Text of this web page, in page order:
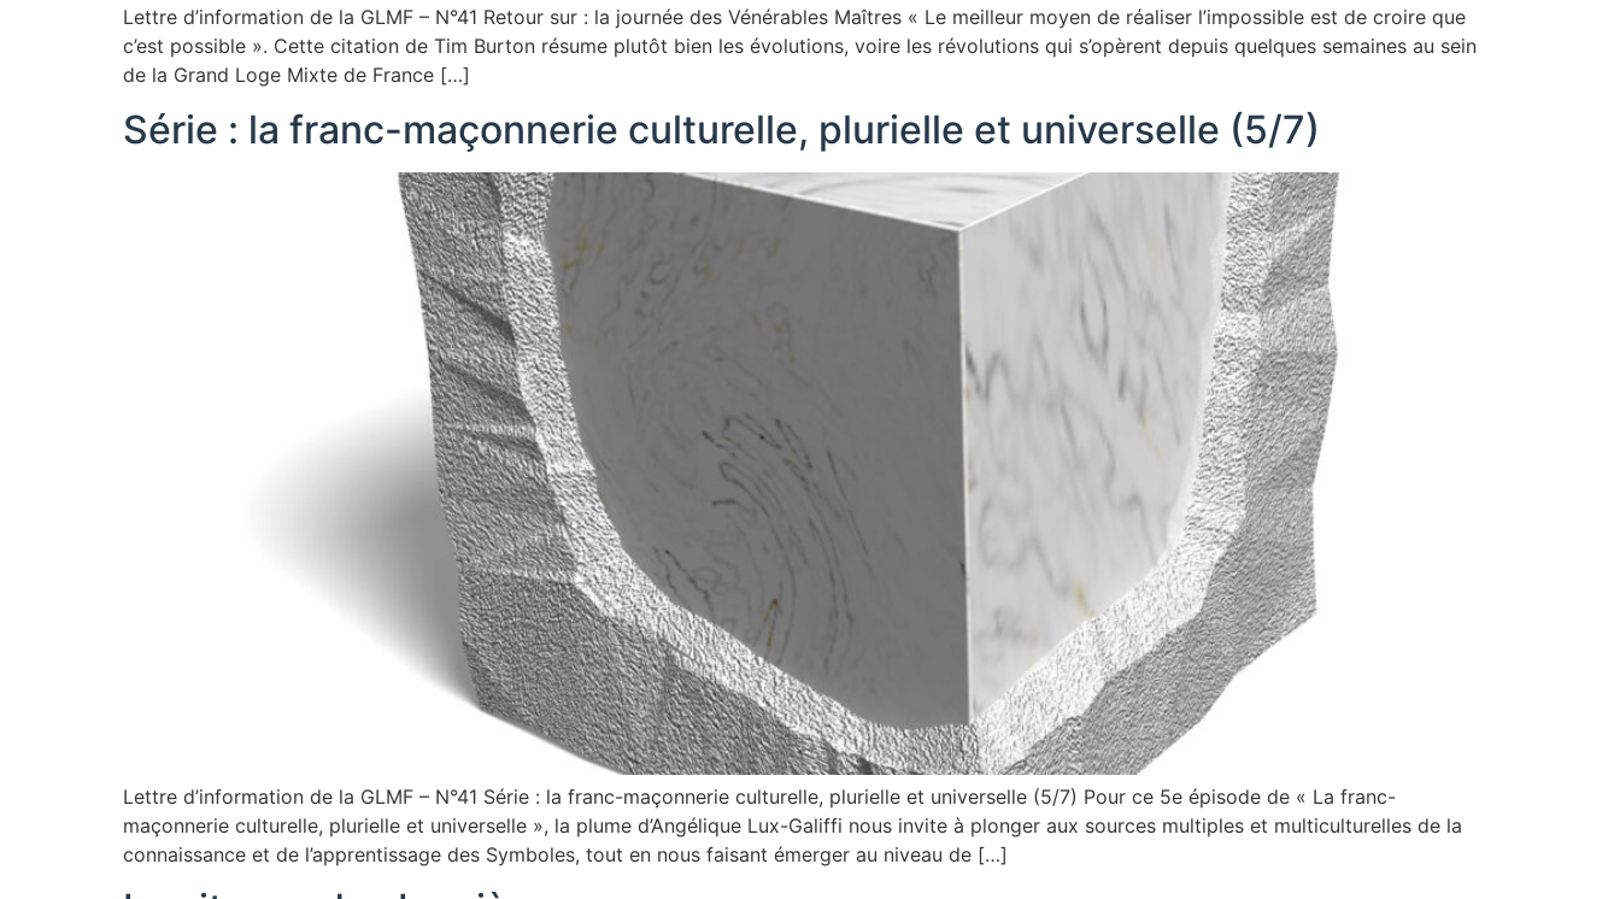
Lettre d’information de la GLMF – N°41 Retour sur : la journée des Vénérables Maîtres « Le meilleur moyen de réaliser l’impossible est de croire que
c’est possible ». Cette citation de Tim Burton résume plutôt bien les évolutions, voire les révolutions qui s’opèrent depuis quelques semaines au sein
de la Grand Loge Mixte de France […]
Série : la franc-maçonnerie culturelle, plurielle et universelle (5/7)
Lettre d’information de la GLMF – N°41 Série : la franc-maçonnerie culturelle, plurielle et universelle (5/7) Pour ce 5e épisode de « La franc-
maçonnerie culturelle, plurielle et universelle », la plume d’Angélique Lux-Galiffi nous invite à plonger aux sources multiples et multiculturelles de la
connaissance et de l’apprentissage des Symboles, tout en nous faisant émerger au niveau de […]